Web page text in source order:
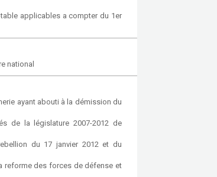
applicables a compter du 1er
national
ayant abouti à la démission du
de la législature 2007-2012 de
du 17 janvier 2012 et du
reforme des forces de défense et